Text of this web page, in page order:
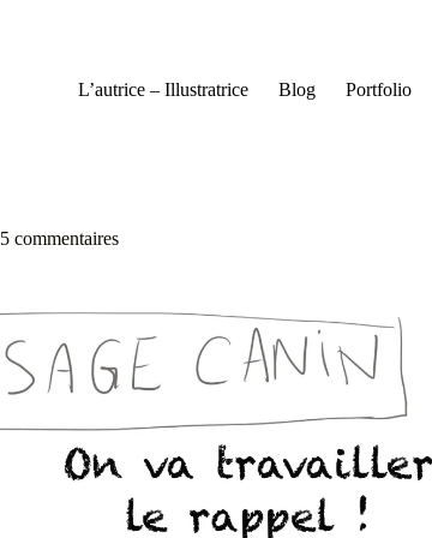
L’autrice – Illustratrice Blog Portfolio
5 commentaires